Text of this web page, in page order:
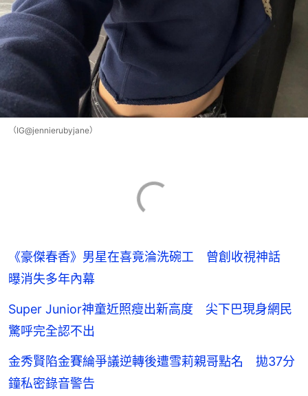
（IG@jennierubyjane）
《豪傑春香》男星在喜竟淪洗碗工 曾創收視神話
曝消失多年內幕
Super Junior神童近照瘦出新高度 尖下巴現身網民
驚呼完全認不出
金秀賢陷金賽綸爭議逆轉後遭雪莉親哥點名 拋37分
鐘私密錄音警告